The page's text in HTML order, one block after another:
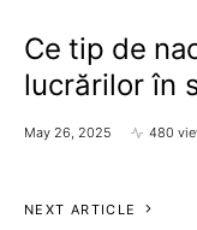
Ce tip de
lucrărilor în
May 26, 2025 480
NEXT ARTICLE